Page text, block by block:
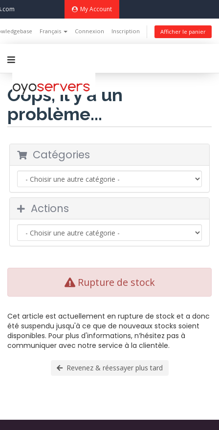
My Account
Français Connexion Inscription Afficher le panier
Oops, il y a un
problème...
Catégories
Actions
Rupture de stock
Cet article est actuellement en rupture de stock et a donc
été suspendu jusqu'à ce que de nouveaux stocks soient
disponibles. Pour plus d'informations, n’hésitez pas à
communiquer avec notre service à la clientèle.
Revenez & réessayer plus tard